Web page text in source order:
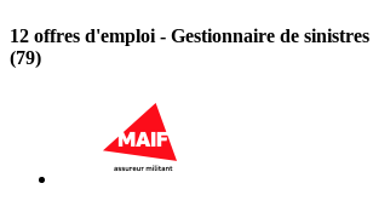
12 offres d'emploi - Gestionnaire de
(79)